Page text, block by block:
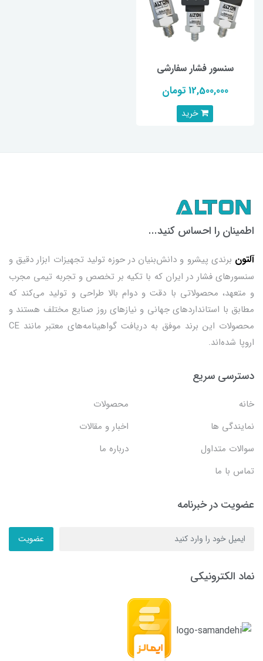
سنسور فشار سفارشی
12,500,000 تومان
خرید
اطمینان را احساس کنید...
آلتون برندی پیشرو و دانش‌بنیان در حوزه تولید تجهیزات ابزار دقیق و
سنسورهای فشار در ایران که با تکیه بر تخصص و تجربه تیمی مجرب
و متعهد، محصولاتی با دقت و دوام بالا طراحی و تولید می‌کند که
مطابق با استانداردهای جهانی و نیازهای روز صنایع مختلف هستند و
محصولات این برند موفق به دریافت گواهینامه‌های معتبر مانند CE
اروپا شده‌اند.
دسترسی سریع
خانه
محصولات
نمایندگی ها
اخبار و مقالات
سوالات متداول
درباره ما
تماس با ما
عضویت در خبرنامه
عضویت
نماد الکترونیکی